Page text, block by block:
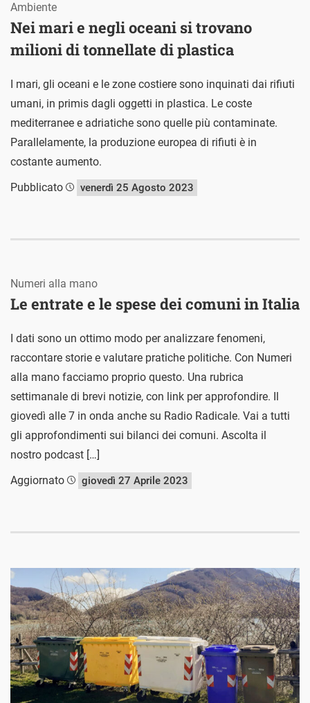
Nei mari e negli oceani si trovano
milioni di tonnellate di plastica
Ambiente
I mari, gli oceani e le zone costiere sono inquinati dai rifiuti
umani, in primis dagli oggetti in plastica. Le coste
mediterranee e adriatiche sono quelle più contaminate.
Parallelamente, la produzione europea di rifiuti è in
costante aumento.
Pubblicato
venerdì 25 Agosto 2023
Le entrate e le spese dei comuni in Italia
Numeri alla mano
I dati sono un ottimo modo per analizzare fenomeni,
raccontare storie e valutare pratiche politiche. Con Numeri
alla mano facciamo proprio questo. Una rubrica
settimanale di brevi notizie, con link per approfondire. Il
giovedì alle 7 in onda anche su Radio Radicale. Vai a tutti
gli approfondimenti sui bilanci dei comuni. Ascolta il
nostro podcast […]
Aggiornato
giovedì 27 Aprile 2023